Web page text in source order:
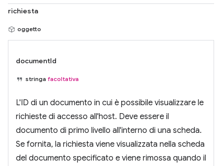
richiesta
oggetto
documentId
stringa facoltativa
L'ID di un documento in cui è possibile visualizzare le
richieste di accesso all'host. Deve essere il
documento di primo livello all'interno di una scheda.
Se fornita, la richiesta viene visualizzata nella scheda
del documento specificato e viene rimossa quando il